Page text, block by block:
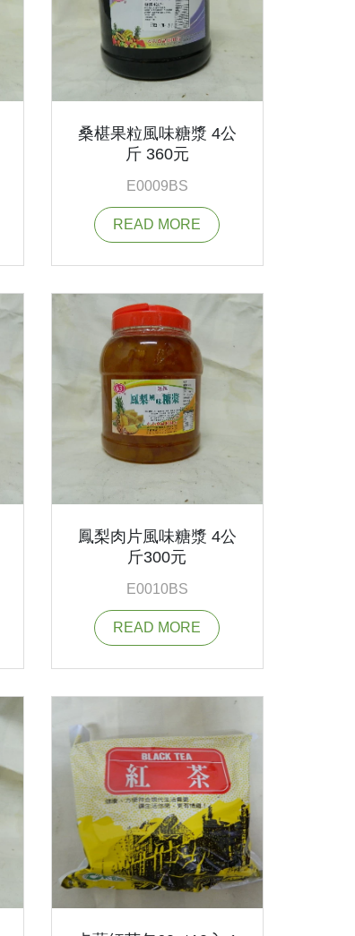
桑椹果粒風味糖漿 4公
斤 360元
E0009BS
READ MORE
鳳梨肉片風味糖漿 4公
斤300元
E0010BS
READ MORE